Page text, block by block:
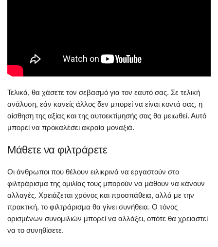
Τελικά, θα χάσετε τον σεβασμό για τον εαυτό σας. Σε τελική
ανάλυση, εάν κανείς άλλος δεν μπορεί να είναι κοντά σας, η
αίσθηση της αξίας και της αυτοεκτίμησής σας θα μειωθεί. Αυτό
μπορεί να προκαλέσει ακραία μοναξιά.
Μάθετε να φιλτράρετε
Οι άνθρωποι που θέλουν ειλικρινά να εργαστούν στο
φιλτράρισμα της ομιλίας τους μπορούν να μάθουν να κάνουν
αλλαγές. Χρειάζεται χρόνος και προσπάθεια, αλλά με την
πρακτική, το φιλτράρισμα θα γίνει συνήθεια. Ο τόνος
ορισμένων συνομιλιών μπορεί να αλλάξει, οπότε θα χρειαστεί
να το συνηθίσετε.